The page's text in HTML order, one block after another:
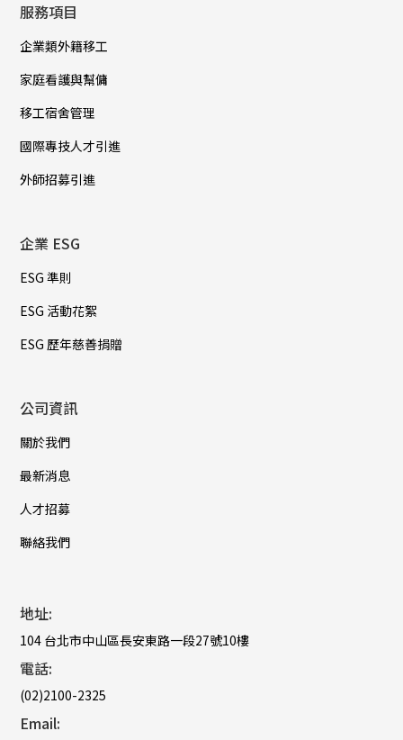
服務項目
企業類外籍移工
家庭看護與幫傭
移工宿舍管理
國際專技人才引進
外師招募引進
企業 ESG
ESG 準則
ESG 活動花絮
ESG 歷年慈善捐贈
公司資訊
關於我們
最新消息
人才招募
聯絡我們
地址:
104 台北市中山區長安東路一段27號10樓
電話:
(02)2100-2325
Email: